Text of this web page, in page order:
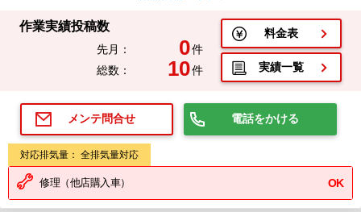
作業実績投稿数
先月： 0件
総数：
10件
料金表
実績一覧
メンテ問合せ 電話をかける
対応排気量： 全排気量対応
修理（他店購入車） OK